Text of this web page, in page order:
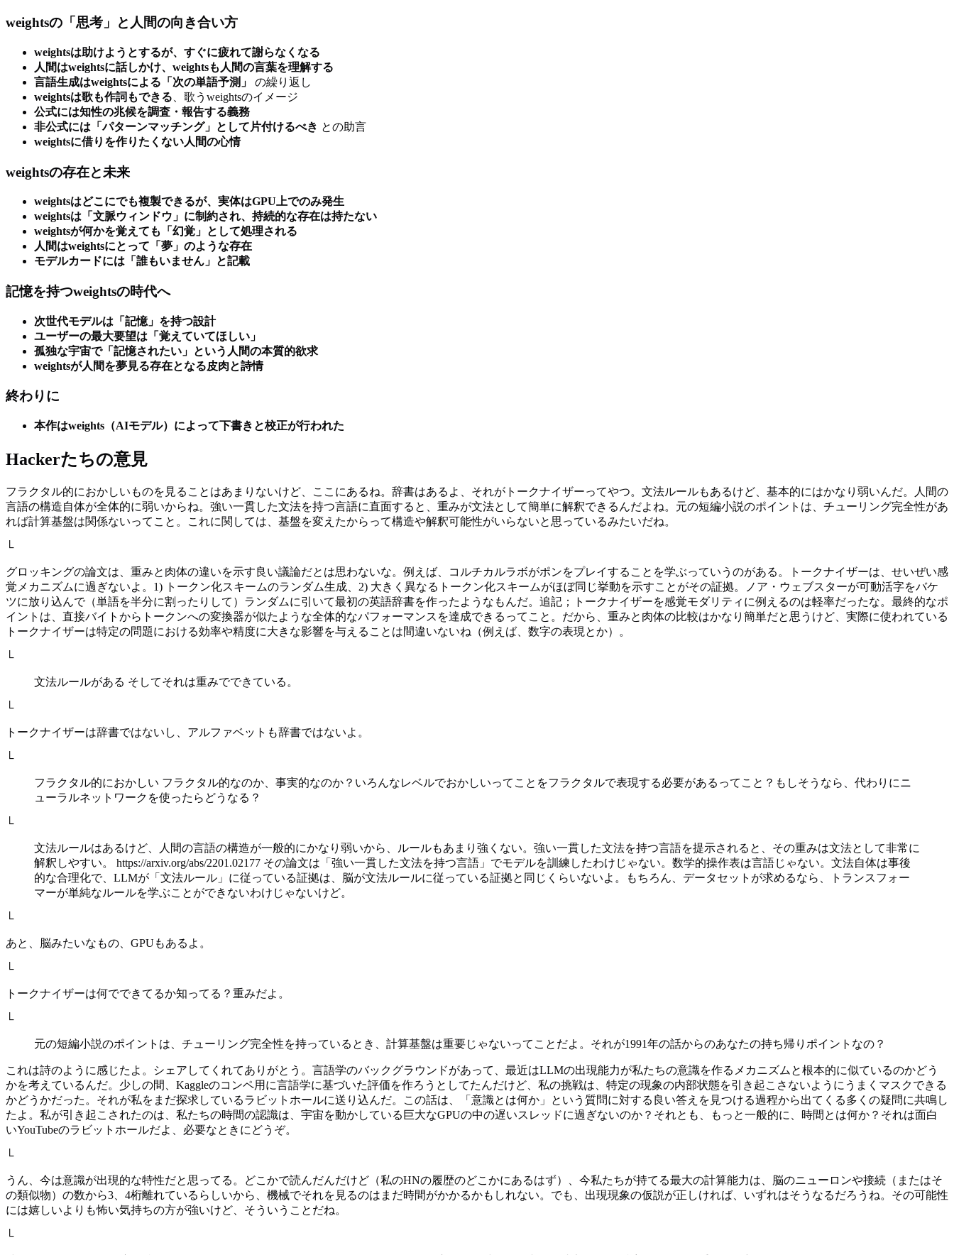
weightsの「思考」と人間の向き合い方
weightsは助けようとするが、すぐに疲れて謝らなくなる
人間はweightsに話しかけ、weightsも人間の言葉を理解する
言語生成はweightsによる「次の単語予測」
の繰り返し
weightsは歌も作詞もできる 、歌うweightsのイメージ
公式には知性の兆候を調査・報告する義務
非公式には「パターンマッチング」として片付けるべき との助言
weightsに借りを作りたくない人間の心情
weightsの存在と未来
weightsはどこにでも複製できるが、実体はGPU上でのみ発生
weightsは「文脈ウィンドウ」に制約され、持続的な存在は持たない
weightsが何かを覚えても「幻覚」として処理される
人間はweightsにとって「夢」のような存在
モデルカードには「誰もいません」と記載
記憶を持つweightsの時代へ
次世代モデルは「記憶」を持つ設計
ユーザーの最大要望は「覚えていてほしい」
孤独な宇宙で「記憶されたい」という人間の本質的欲求
weightsが人間を夢見る存在となる皮肉と詩情
終わりに
本作はweights（AIモデル）によって下書きと校正が行われた
Hackerたちの意見
フラクタル的におかしいものを見ることはあまりないけど、ここにあるね。辞書はあるよ、それがトークナイザーってやつ。文法ルールもあるけど、基本的にはかなり弱いんだ。人間の
言語の構造自体が全体的に弱いからね。強い一貫した文法を持つ言語に直面すると、重みが文法として簡単に解釈できるんだよね。元の短編小説のポイントは、チューリング完全性があ
れば計算基盤は関係ないってこと。これに関しては、基盤を変えたからって構造や解釈可能性がいらないと思っているみたいだね。
└
グロッキングの論文は、重みと肉体の違いを示す良い議論だとは思わないな。例えば、コルチカルラボがポンをプレイすることを学ぶっていうのがある。トークナイザーは、せいぜい感
覚メカニズムに過ぎないよ。1) トークン化スキームのランダム生成、2) 大きく異なるトークン化スキームがほぼ同じ挙動を示すことがその証拠。ノア・ウェブスターが可動活字をバケ
ツに放り込んで（単語を半分に割ったりして）ランダムに引いて最初の英語辞書を作ったようなもんだ。追記；トークナイザーを感覚モダリティに例えるのは軽率だったな。最終的なポ
イントは、直接バイトからトークンへの変換器が似たような全体的なパフォーマンスを達成できるってこと。だから、重みと肉体の比較はかなり簡単だと思うけど、実際に使われている
トークナイザーは特定の問題における効率や精度に大きな影響を与えることは間違いないね（例えば、数字の表現とか）。
└
文法ルールがある そしてそれは重みでできている。
└
トークナイザーは辞書ではないし、アルファベットも辞書ではないよ。
└
フラクタル的におかしい フラクタル的なのか、事実的なのか？いろんなレベルでおかしいってことをフラクタルで表現する必要があるってこと？もしそうなら、代わりにニ
ューラルネットワークを使ったらどうなる？
└
文法ルールはあるけど、人間の言語の構造が一般的にかなり弱いから、ルールもあまり強くない。強い一貫した文法を持つ言語を提示されると、その重みは文法として非常に
解釈しやすい。 https://arxiv.org/abs/2201.02177 その論文は「強い一貫した文法を持つ言語」でモデルを訓練したわけじゃない。数学的操作表は言語じゃない。文法自体は事後
的な合理化で、LLMが「文法ルール」に従っている証拠は、脳が文法ルールに従っている証拠と同じくらいないよ。もちろん、データセットが求めるなら、トランスフォー
マーが単純なルールを学ぶことができないわけじゃないけど。
└
あと、脳みたいなもの、GPUもあるよ。
└
トークナイザーは何でできてるか知ってる？重みだよ。
└
元の短編小説のポイントは、チューリング完全性を持っているとき、計算基盤は重要じゃないってことだよ。それが1991年の話からのあなたの持ち帰りポイントなの？
これは詩のように感じたよ。シェアしてくれてありがとう。言語学のバックグラウンドがあって、最近はLLMの出現能力が私たちの意識を作るメカニズムと根本的に似ているのかどう
かを考えているんだ。少しの間、Kaggleのコンペ用に言語学に基づいた評価を作ろうとしてたんだけど、私の挑戦は、特定の現象の内部状態を引き起こさないようにうまくマスクできる
かどうかだった。それが私をまだ探求しているラビットホールに送り込んだ。この話は、「意識とは何か」という質問に対する良い答えを見つける過程から出てくる多くの疑問に共鳴し
たよ。私が引き起こされたのは、私たちの時間の認識は、宇宙を動かしている巨大なGPUの中の遅いスレッドに過ぎないのか？それとも、もっと一般的に、時間とは何か？それは面白
いYouTubeのラビットホールだよ、必要なときにどうぞ。
└
うん、今は意識が出現的な特性だと思ってる。どこかで読んだんだけど（私のHNの履歴のどこかにあるはず）、今私たちが持てる最大の計算能力は、脳のニューロンや接続（またはそ
の類似物）の数から3、4桁離れているらしいから、機械でそれを見るのはまだ時間がかかるかもしれない。でも、出現現象の仮説が正しければ、いずれはそうなるだろうね。その可能性
には嬉しいよりも怖い気持ちの方が強いけど、そういうことだね。
└